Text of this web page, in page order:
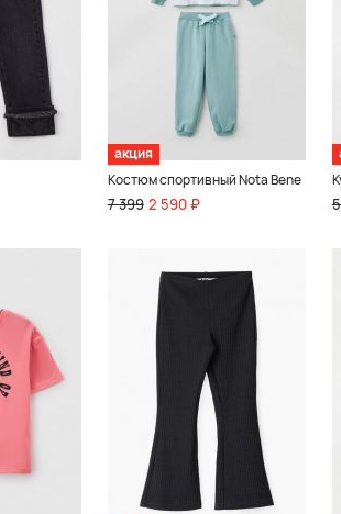
акция
Костюм спортивный Nota Bene
7 399 2 590 ₽